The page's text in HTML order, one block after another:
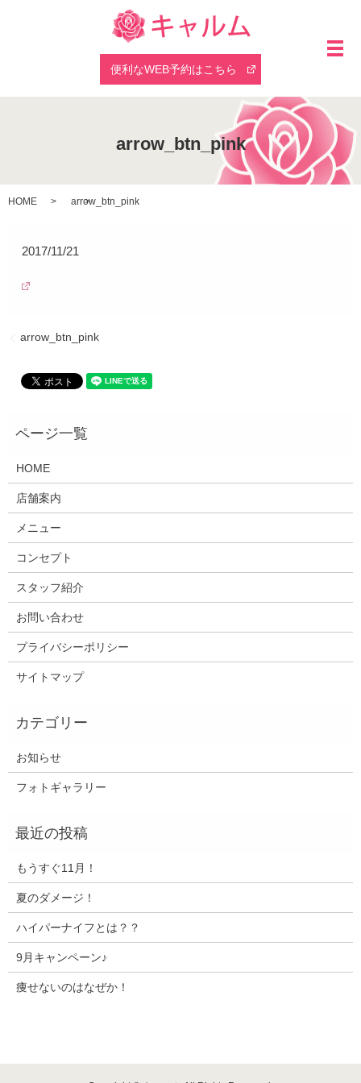
メ
便利なWEB予約はこちら
arrow_btn_pink
HOME arrow_btn_pink
2017/11/21
arrow_btn_pink
HOME
店舗案内
メニュー
コンセプト
スタッフ紹介
お問い合わせ
プライバシーポリシー
サイトマップ
お知らせ
フォトギャラリー
もうすぐ11月！
夏のダメージ！
ハイパーナイフとは？？
9月キャンペーン♪
痩せないのはなぜか！